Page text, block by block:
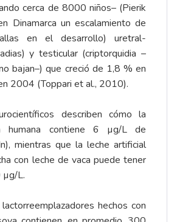
cerca de 8000 niños– (Pierik
Dinamarca un escalamiento de
en el desarrollo) uretral-
y testicular (criptorquidia –
bajan–) que creció de 1,8 % en
2004 (Toppari et al., 2010).
describen cómo la
humana contiene 6 µg/L de
mientras que la leche artificial
con leche de vaca puede tener
L.
hechos con